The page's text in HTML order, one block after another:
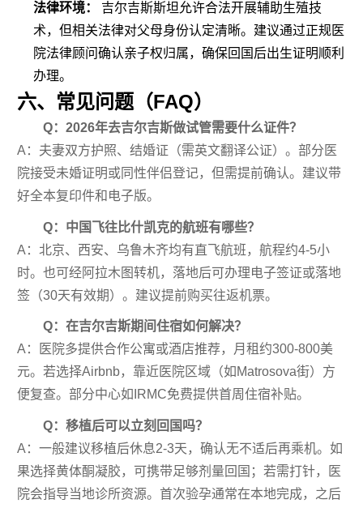
法律环境：
吉尔吉斯斯坦允许合法开展辅助生殖技
术，但相关法律对父母身份认定清晰。建议通过正规医
院法律顾问确认亲子权归属，确保回国后出生证明顺利
办理。
六、常见问题（FAQ）
Q：2026年去吉尔吉斯做试管需要什么证件？
A：夫妻双方护照、结婚证（需英文翻译公证）。部分医
院接受未婚证明或同性伴侣登记，但需提前确认。建议带
好全本复印件和电子版。
Q：中国飞往比什凯克的航班有哪些？
A：北京、西安、乌鲁木齐均有直飞航班，航程约4-5小
时。也可经阿拉木图转机，落地后可办理电子签证或落地
签（30天有效期）。建议提前购买往返机票。
Q：在吉尔吉斯期间住宿如何解决？
A：医院多提供合作公寓或酒店推荐，月租约300-800美
元。若选择Airbnb，靠近医院区域（如Matrosova街）方
便复查。部分中心如IRMC免费提供首周住宿补贴。
Q：移植后可以立刻回国吗？
A：一般建议移植后休息2-3天，确认无不适后再乘机。如
果选择黄体酮凝胶，可携带足够剂量回国；若需打针，医
院会指导当地诊所资源。首次验孕通常在本地完成，之后